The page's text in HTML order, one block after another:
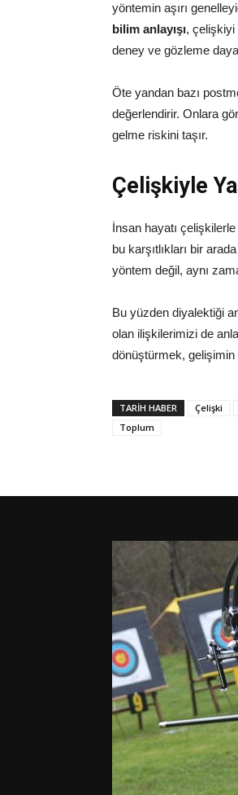
yöntemin aşırı
bilim anlayışı, çelişkiyi
deney ve gözleme
Öte yandan bazı
değerlendirir. Onlara
gelme riskini taşır.
Çelişkiyle
İnsan hayatı
bu karşıtlıkları bir
yöntem değil, aynı
Bu yüzden diyalektiği
olan ilişkilerimizi de
dönüştürmek, gelişimin
TARIH HABER Çelişki
Toplum